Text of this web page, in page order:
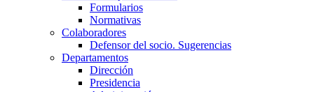
Formularios
Normativas
Colaboradores
Defensor del socio. Sugerencias
Departamentos
Dirección
Presidencia